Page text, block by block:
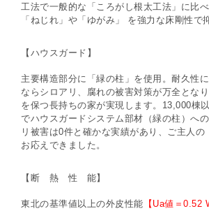
工法で一般的な「ころがし根太工法」に比
「ねじれ」や「ゆがみ」
を強力な床剛性で
【ハウスガード】
主要構造部分に「緑の柱」を使用。耐久性に
ならシロアリ、腐れの被害対策が万全とな
を保つ長持ちの家が実現します。 13,000棟
でハウスガードシステム部材（緑の柱）へ
リ被害は0件と確かな実績があり、ご主人の
お応えできました。
【断 熱 性 能】
東北の基準値以上の外皮性能 【 Ua値＝ 0.52